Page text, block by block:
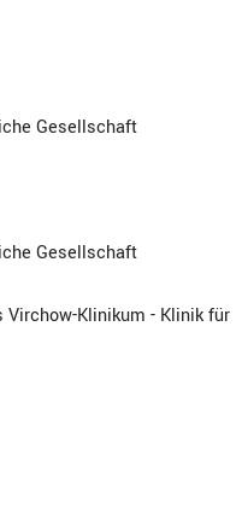
Gesellschaft
Gesellschaft
Klinikum - Klinik für